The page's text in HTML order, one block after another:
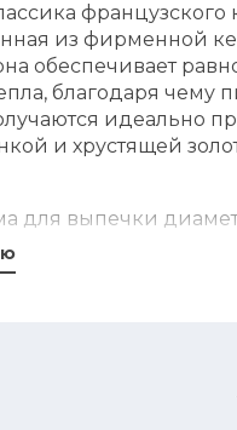
французского
из фирменной
обеспечивает
благодаря чему
идеально
и хрустящей
для выпечки
щедрые,
— от